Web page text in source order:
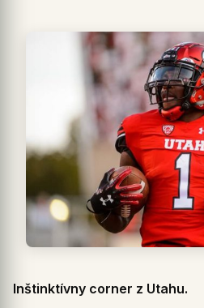
Inštinktívny corner z Utahu.